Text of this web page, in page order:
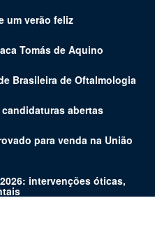
um verão feliz
Tomás de Aquino
Brasileira de Oftalmologia
candidaturas abertas
para venda na União
intervenções óticas,